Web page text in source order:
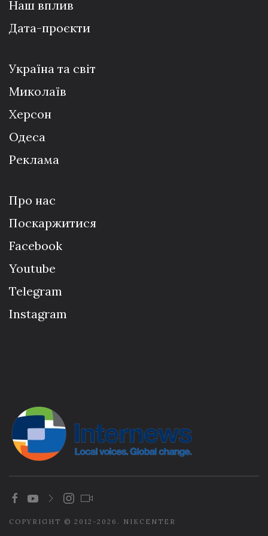
Наш вплив
Дата-проєкти
Україна та світ
Миколаїв
Херсон
Одеса
Реклама
Про нас
Поскаржитися
Facebook
Youtube
Telegram
Instagram
COPYRIGHT © 2012-2026. NIKCENTER